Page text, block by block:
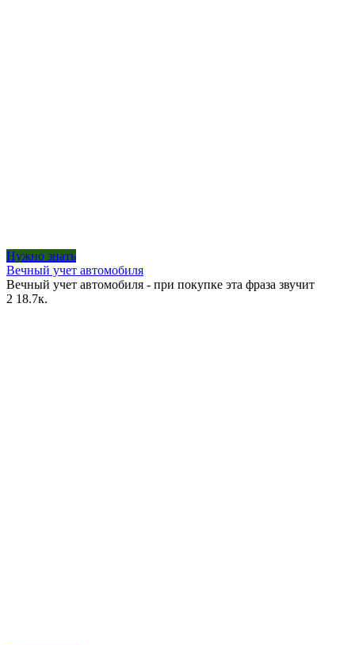
Нужно знать
Вечный учет автомобиля
Вечный учет автомобиля - при покупке эта фраза звучит
2 18.7к.